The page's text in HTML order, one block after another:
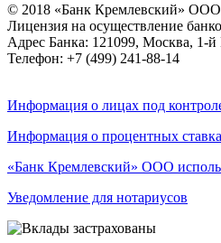
© 2018 «Банк Кремлевский» ООО
Лицензия на осуществление
Адрес Банка: 121099, Москва, 1-
Телефон: +7 (499) 241-88-14
Информация о лицах под
Информация о процентных
«Банк Кремлевский» ООО
Уведомление для нотариусов